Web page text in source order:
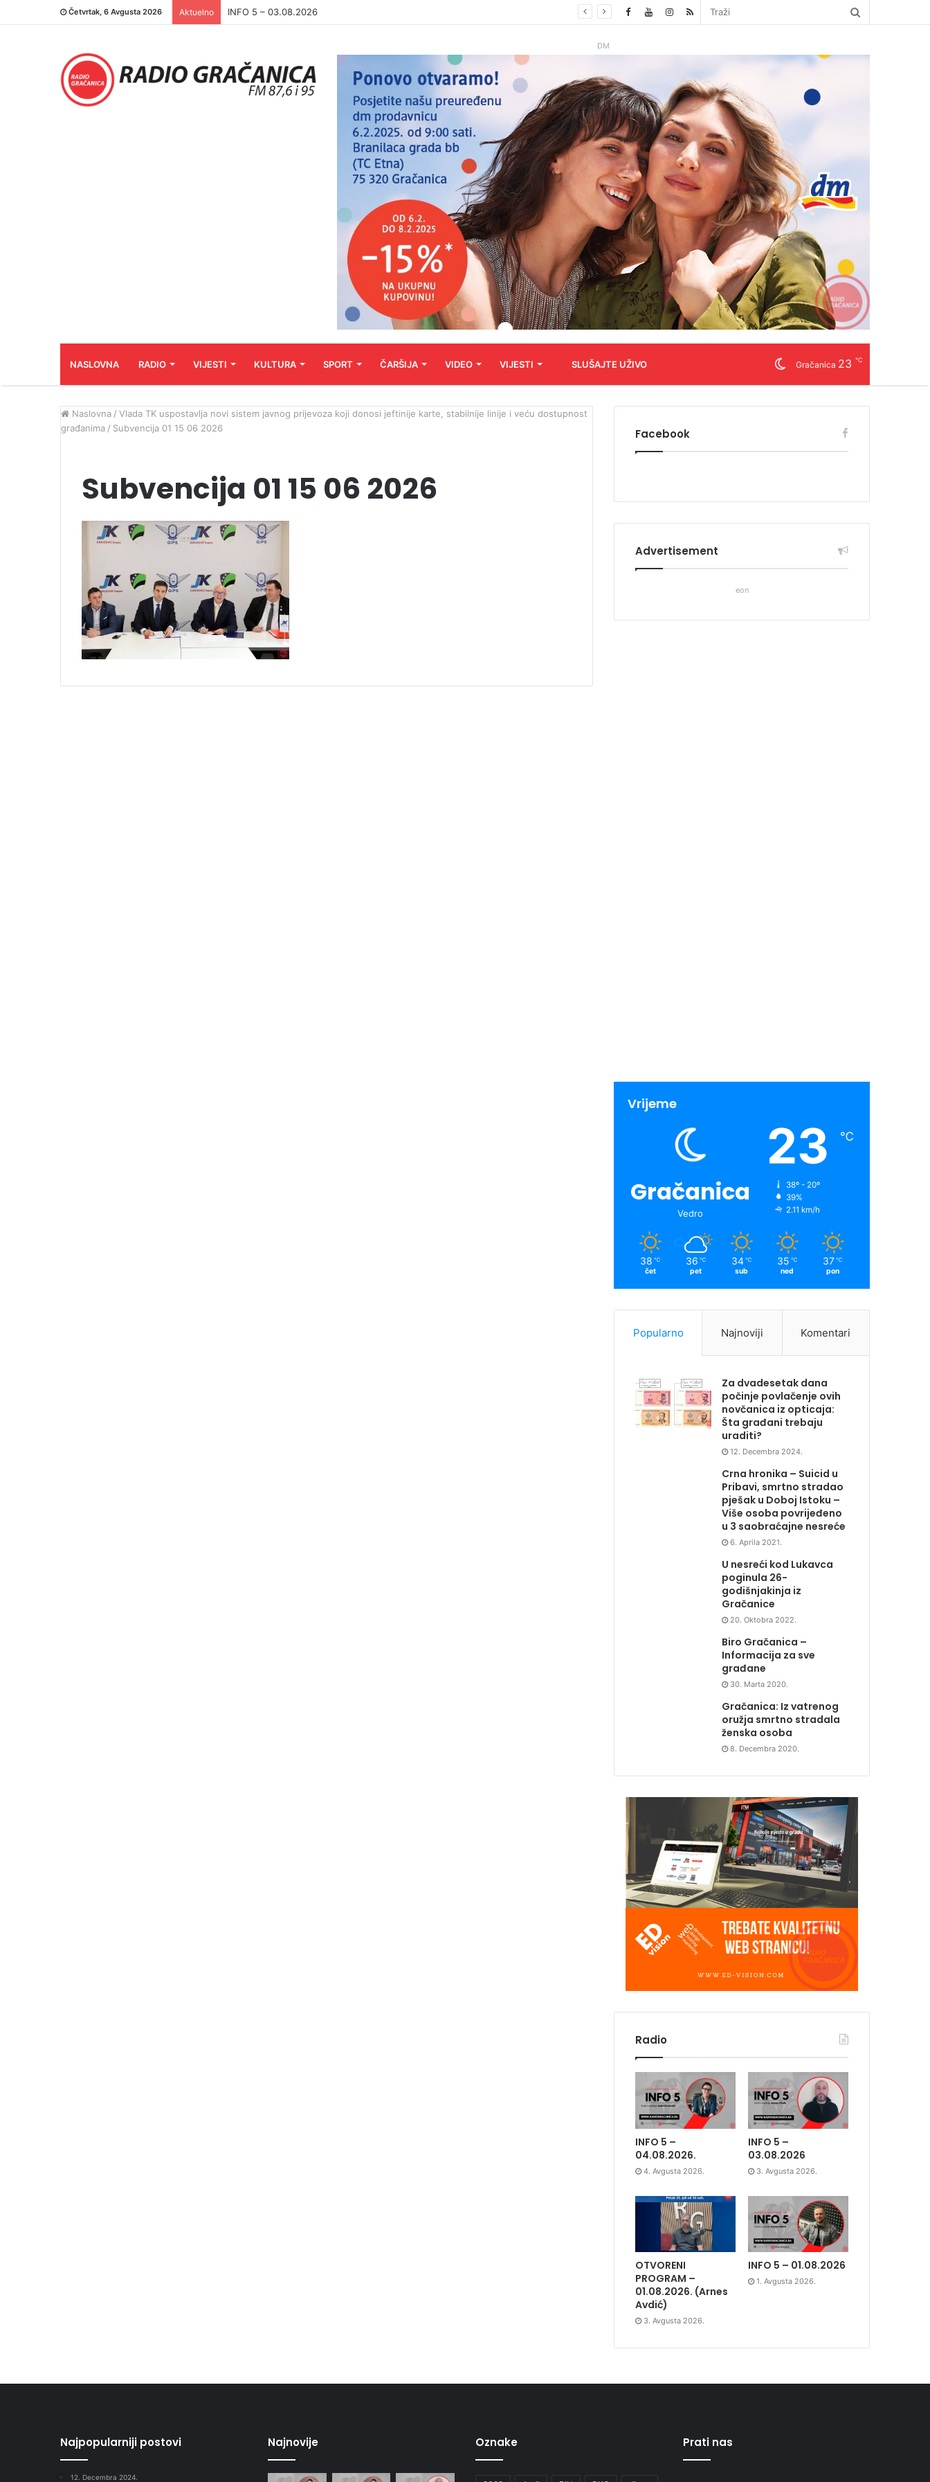
Četvrtak, 6 Avgusta 2026 Aktuelno INFO 5 – 03.08.2026
DM
NASLOVNA RADIO VIJESTI KULTURA SPORT ČARŠIJA VIDEO VIJESTI SLUŠAJTE UŽIVO Gračanica 23 ℃
Naslovna / Vlada TK uspostavlja novi sistem javnog prijevoza koji donosi jeftinije karte, stabilnije linije i veću dostupnost
građanima / Subvencija 01 15 06 2026
Subvencija 01 15 06 2026
Facebook
Advertisement
eon
Vrijeme
Gračanica
Vedro
23 ℃
38º - 20º
39%
2.11 km/h
38 ℃
čet
36 ℃
pet
34 ℃
sub
35 ℃
ned
37 ℃
pon
Popularno Najnoviji Komentari
Za dvadesetak dana
počinje povlačenje ovih
novčanica iz opticaja:
Šta građani trebaju
uraditi?
12. Decembra 2024.
Crna hronika – Suicid u
Pribavi, smrtno stradao
pješak u Doboj Istoku –
Više osoba povrijeđeno
u 3 saobraćajne nesreće
6. Aprila 2021.
U nesreći kod Lukavca
poginula 26-
godišnjakinja iz
Gračanice
20. Oktobra 2022.
Biro Gračanica –
Informacija za sve
građane
30. Marta 2020.
Gračanica: Iz vatrenog
oružja smrtno stradala
ženska osoba
8. Decembra 2020.
Radio
INFO 5 –
04.08.2026.
4. Avgusta 2026.
INFO 5 –
03.08.2026
3. Avgusta 2026.
OTVORENI
PROGRAM –
01.08.2026. (Arnes
Avdić)
3. Avgusta 2026.
INFO 5 – 01.08.2026
1. Avgusta 2026.
Najpopularniji postovi
12. Decembra 2024.
Najnovije Oznake Prati nas